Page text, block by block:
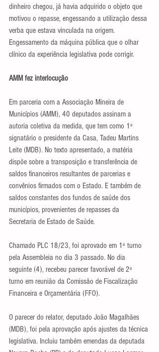
dinheiro chegou, já havia adquirido o objeto que
motivou o repasse, engessando a utilização dessa
verba que estava vinculada na origem.
Engessamento da máquina pública que o olhar
clínico da experiência legislativa pode corrigir.
AMM fez interlocução
Em parceria com a Associação Mineira de
Municípios (AMM), 40 deputados assinam a
autoria coletiva da medida, que tem como 1º
signatário o presidente da Casa, Tadeu Martins
Leite (MDB). No texto apresentado, a matéria
dispõe sobre a transposição e transferência de
saldos financeiros resultantes de parcerias e
convênios firmados com o Estado. E também de
saldos constantes dos fundos de saúde dos
municípios, provenientes de repasses da
Secretaria de Estado de Saúde.
Chamado PLC 18/23, foi aprovado em 1º turno
pela Assembleia no dia 3 passado. No dia
seguinte (4), recebeu parecer favorável de 2º
turno em reunião da Comissão de Fiscalização
Financeira e Orçamentária (FFO).
O parecer do relator, deputado João Magalhães
(MDB), foi pela aprovação após ajustes da técnica
legislativa. Incluiu também emendas da deputada